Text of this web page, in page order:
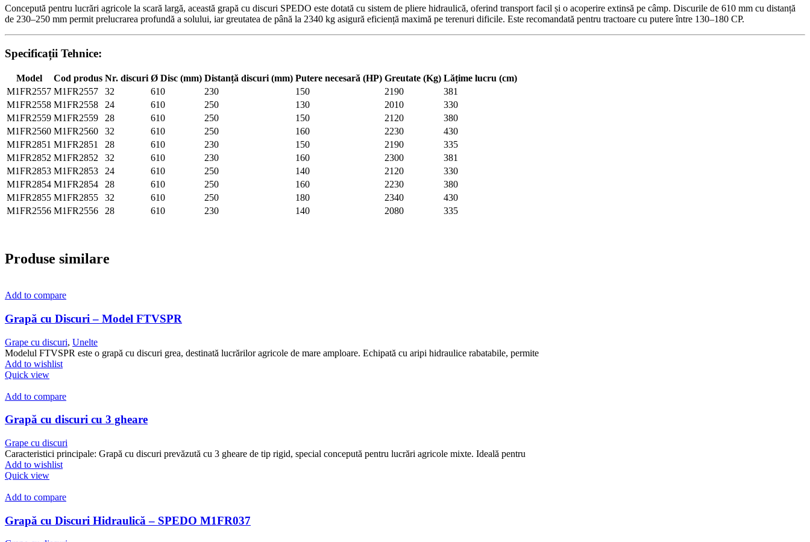
Concepută pentru lucrări agricole la scară largă, această grapă cu discuri SPEDO este dotată cu sistem de pliere hidraulică, oferind transport facil și o acoperire extinsă pe câmp. Discurile de 610 mm cu distanță
de 230–250 mm permit prelucrarea profundă a solului, iar greutatea de până la 2340 kg asigură eficiență maximă pe terenuri dificile. Este recomandată pentru tractoare cu putere între 130–180 CP.
Specificații Tehnice:
Model Cod produs Nr. discuri Ø Disc (mm) Distanță discuri (mm) Putere necesară (HP) Greutate (Kg) Lățime lucru (cm)
M1FR2557 M1FR2557 32 610 230 150 2190
381
M1FR2558 M1FR2558 24 610 250 130 2010
330
M1FR2559 M1FR2559 28 610 250 150 2120
380
M1FR2560 M1FR2560 32 610 250 160 2230
430
M1FR2851 M1FR2851 28 610 230 150 2190
335
M1FR2852 M1FR2852 32 610 230 160 2300
381
M1FR2853 M1FR2853 24 610 250 140 2120
330
M1FR2854 M1FR2854 28 610 250 160 2230
380
M1FR2855 M1FR2855 32 610 250 180 2340
430
M1FR2556 M1FR2556 28 610 230 140 2080 335
Produse similare
Add to compare
Grapă cu Discuri – Model FTVSPR
Grape cu discuri, Unelte
Modelul FTVSPR este o grapă cu discuri grea, destinată lucrărilor agricole de mare amploare. Echipată cu aripi hidraulice rabatabile, permite
Add to wishlist
Quick view
Add to compare
Grapă cu discuri cu 3 gheare
Grape cu discuri
Caracteristici principale: Grapă cu discuri prevăzută cu 3 gheare de tip rigid, special concepută pentru lucrări agricole mixte. Ideală pentru
Add to wishlist
Quick view
Add to compare
Grapă cu Discuri Hidraulică – SPEDO M1FR037